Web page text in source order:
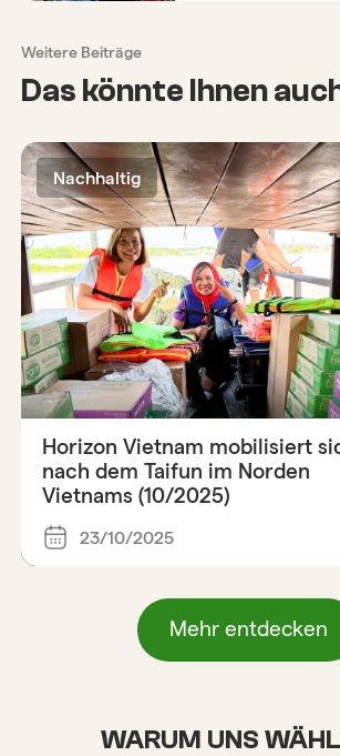
Weitere Beiträge
Das könnte Ihnen
Nachhaltig
Horizon Vietnam mobilisiert
nach dem Taifun im Norden
Vietnams (10/2025)
23/10/2025
Mehr entdecken
WARUM UNS